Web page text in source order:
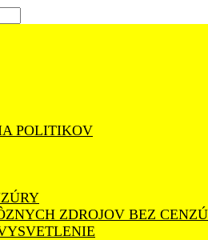
POLITIKOV
ZDROJOV BEZ